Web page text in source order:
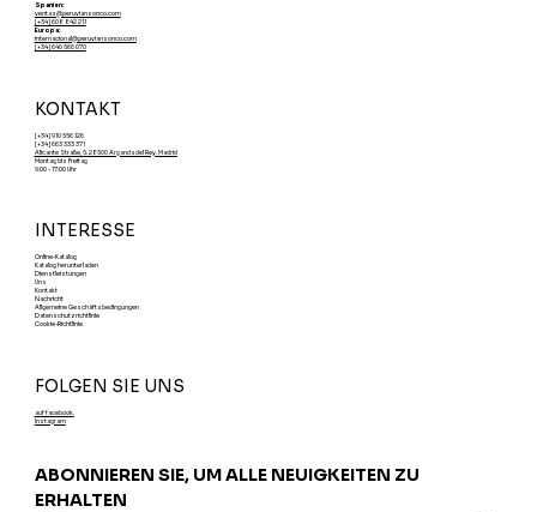
KONTAKT
[+34] 910 556 126
[+34] 663 333 371
Alicante Straße, 5. 28500 Arganda del Rey. Madrid
Montag bis Freitag
9:00 - 17:00 Uhr
INTERESSE
Online-Katalog
Katalog herunterladen
Dienstleistungen
Uns
Kontakt
Nachricht
Allgemeine Geschäftsbedingungen
Datenschutzrichtlinie
Cookie-Richtlinie
Spanien:
ventas@peruviansonco.com
[+34] 608 842 211
Europa:
internacional@peruviansonco.com
[+34] 640 566 070
FOLGEN SIE UNS
auf facebook.
Instagram
ABONNIEREN SIE, UM ALLE NEUIGKEITEN ZU
ERHALTEN